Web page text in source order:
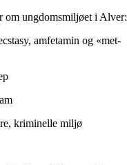
om ungdomsmiljøet i Alver:
amfetamin og «met-
kriminelle miljø